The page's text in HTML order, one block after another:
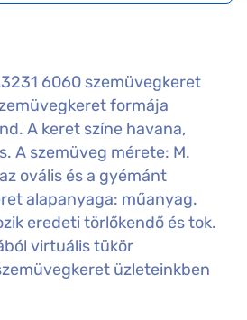
6060 szemüvegkeret
formája
A keret színe havana,
A szemüveg mérete: M.
ovális és a gyémánt
alapanyaga: műanyag.
eredeti törlőkendő és tok.
virtuális tükör
üzleteinkben